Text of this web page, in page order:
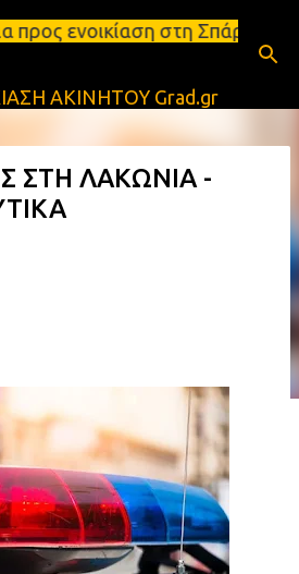
κύριο περιεχόμενο
στη Σπάρτη Ενοικιάσεις
ΑΚΙΝΗΤΟΥ Grad.gr
ΣΤΗ ΛΑΚΩΝΙΑ -